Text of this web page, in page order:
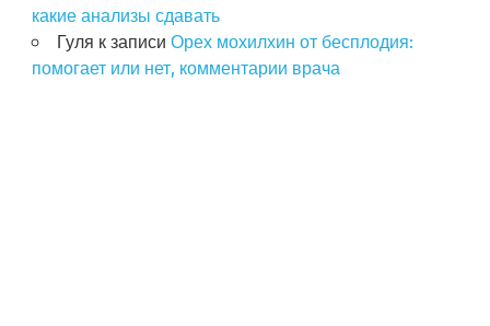
какие анализы сдавать
Гуля к записи Орех мохилхин от бесплодия:
помогает или нет, комментарии врача